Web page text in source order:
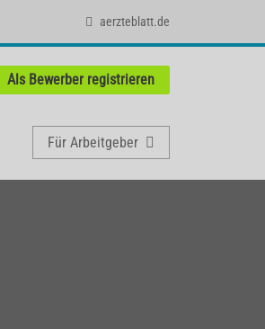
aerzteblatt.de
Als Bewerber registrieren
Für Arbeitgeber